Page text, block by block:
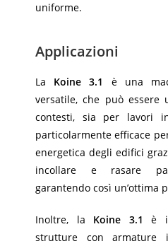
uniforme.
Applicazioni
La Koine 3.1
è una
versatile, che può essere
contesti, sia per lavori
particolarmente efficace
energetica degli edifici
incollare e rasare
garantendo così un’ottima
Inoltre, la Koine 3.1 è
strutture con armature